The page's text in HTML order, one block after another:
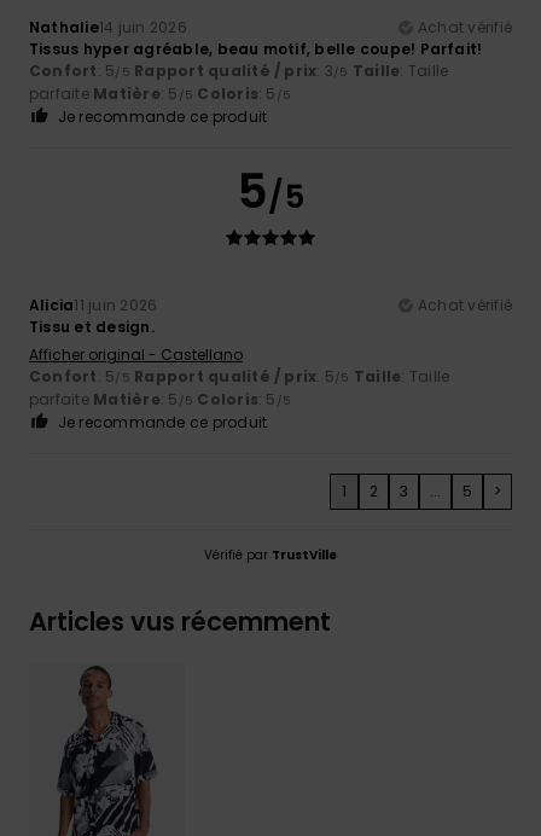
Nathalie14 juin 2026
Achat vérifié
Tissus hyper agréable, beau motif, belle coupe! Parfait!
Confort: 5/5 Rapport qualité / prix: 3/5 Taille: Taille
parfaite Matière: 5 /5 Coloris: 5 /5
Je recommande ce produit
5/5
Alicia11 juin 2026
Achat vérifié
Tissu et design.
Afficher original - Castellano
Confort: 5/5 Rapport qualité / prix: 5/5 Taille: Taille
parfaite Matière: 5 /5 Coloris: 5 /5
Je recommande ce produit
1 2 3 ... 5 >
Vérifié par TrustVille
Articles vus récemment